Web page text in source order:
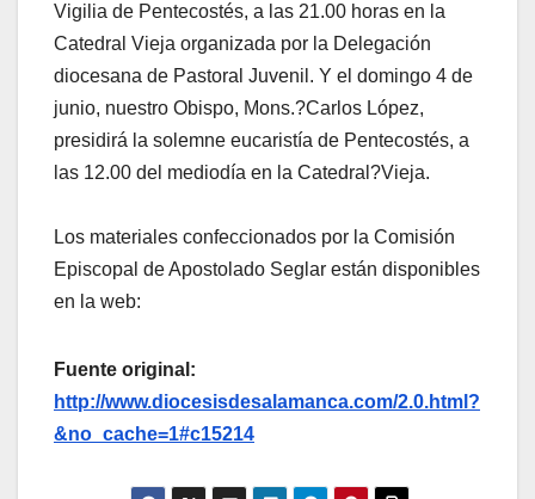
Vigilia de Pentecostés, a las 21.00 horas en la
Catedral Vieja organizada por la Delegación
diocesana de Pastoral Juvenil. Y el domingo 4 de
junio, nuestro Obispo, Mons.?Carlos López,
presidirá la solemne eucaristía de Pentecostés, a
las 12.00 del mediodía en la Catedral?Vieja.
Los materiales confeccionados por la Comisión
Episcopal de Apostolado Seglar están disponibles
en la web:
Fuente original:
http://www.diocesisdesalamanca.com/2.0.html?
&no_cache=1#c15214